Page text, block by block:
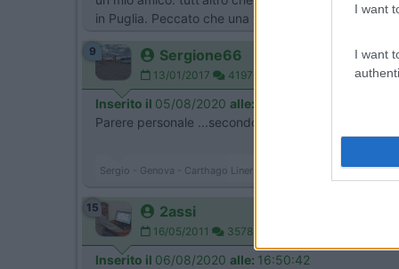
I want
I want
in Puglia. Peccato che una volta ritornato a casa
9 Sergione66
13/01/2017 4197
Inserito il 05/08/2020 alle:
Parere personale ...secondo me non ha senso .
Sergio - Genova - Carthago Liner 65LE (Jeegolino)
15 2assi
16/05/2011 3578
Inserito il 06/08/2020 alle: 16:50:42